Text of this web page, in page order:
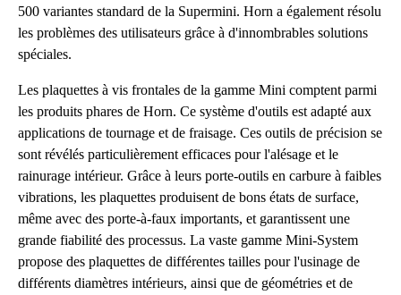
500 variantes standard de la Supermini. Horn a également résolu
les problèmes des utilisateurs grâce à d'innombrables solutions
spéciales.
Les plaquettes à vis frontales de la gamme Mini comptent parmi
les produits phares de Horn. Ce système d'outils est adapté aux
applications de tournage et de fraisage. Ces outils de précision se
sont révélés particulièrement efficaces pour l'alésage et le
rainurage intérieur. Grâce à leurs porte-outils en carbure à faibles
vibrations, les plaquettes produisent de bons états de surface,
même avec des porte-à-faux importants, et garantissent une
grande fiabilité des processus. La vaste gamme Mini-System
propose des plaquettes de différentes tailles pour l'usinage de
différents diamètres intérieurs, ainsi que de géométries et de